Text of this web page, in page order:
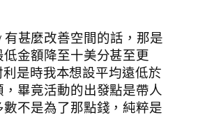
有甚麼改善空間的話，那是
金額降至十美分甚至更
利是時我本想設平均遠低於
畢竟活動的出發點是帶人
不是為了那點錢，純粹是